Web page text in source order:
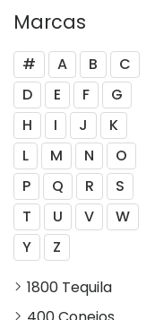
Marcas
# A B
C
D
E F
G
H
I J
K
L
M N
O
P
Q R
S
T
U V
W
Y
Z
1800 Tequila